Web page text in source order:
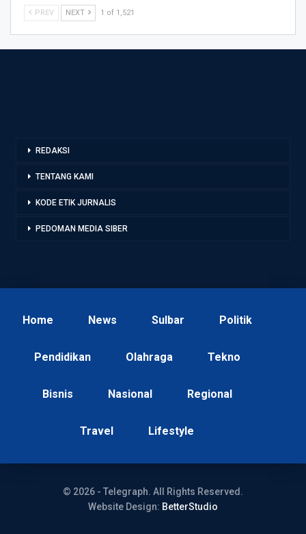
PREV NEXT 1 of 1,521
REDAKSI
TENTANG KAMI
KODE ETIK JURNALIS
PEDOMAN MEDIA SIBER
Home News Sulbar Politik
Pendidikan Olahraga Tekno
Bisnis Nasional Regional
Travel Lifestyle
© 2026 - Telegraph. All Rights Reserved.
Website Design: BetterStudio